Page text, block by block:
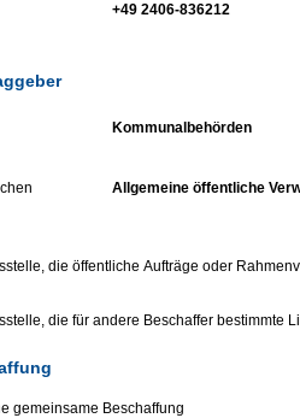
+49 2406-836212
Kommunalbehörden
Allgemeine öffentliche
die öffentliche Aufträge oder
die für andere Beschaffer bestimmte
gemeinsame Beschaffung